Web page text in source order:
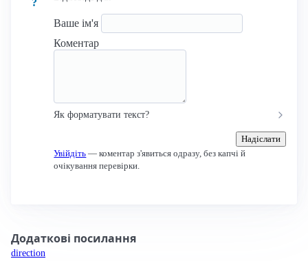
?
Ваше ім'я
Коментар
Як форматувати текст?
Надіслати
Увійдіть — коментар з'явиться одразу, без капчі й
очікування перевірки.
Додаткові посилання
direction